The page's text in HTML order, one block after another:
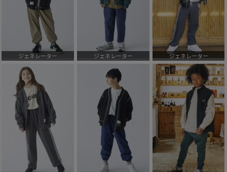
ジェネレーター ジェネレーター ジェネレーター